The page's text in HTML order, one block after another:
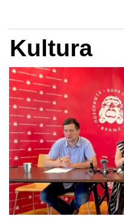
Kultura